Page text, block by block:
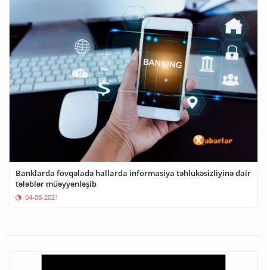
Banklarda fövqəladə hallarda informasiya təhlükəsizliyinə dair
tələblər müəyyənləşib
04-08-2021